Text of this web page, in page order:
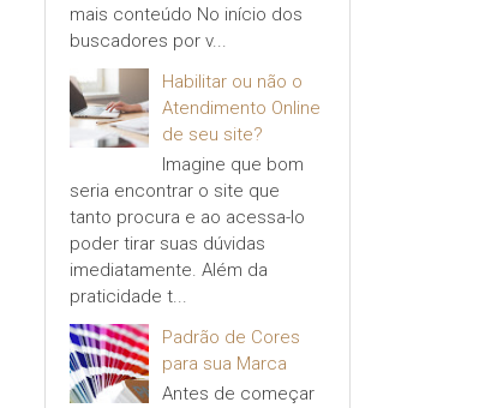
mais conteúdo No início dos
buscadores por v...
Habilitar ou não o
Atendimento Online
de seu site?
Imagine que bom
seria encontrar o site que
tanto procura e ao acessa-lo
poder tirar suas dúvidas
imediatamente. Além da
praticidade t...
Padrão de Cores
para sua Marca
Antes de começar